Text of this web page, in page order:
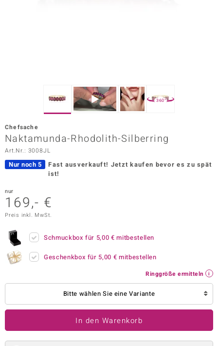
Vogue
BY DE MELO
360°
Chefsache
Naktamunda-Rhodolith-Silberring
Art.Nr.: 3008JL
Nur noch 5 Fast ausverkauft! Jetzt kaufen bevor es zu spät
ist!
nur
169,- €
Preis inkl. MwSt.
Schmuckbox für 5,00 € mitbestellen
Geschenkbox für 5,00 € mitbestellen
Ringgröße ermitteln
Bitte wählen Sie eine Variante
In den Warenkorb